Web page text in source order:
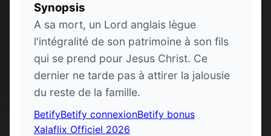
Synopsis
A sa mort, un Lord anglais lègue
l'intégralité de son patrimoine à son fils
qui se prend pour Jesus Christ. Ce
dernier ne tarde pas à attirer la jalousie
du reste de la famille.
BetifyBetify connexionBetify bonus
Xalaflix Officiel 2026